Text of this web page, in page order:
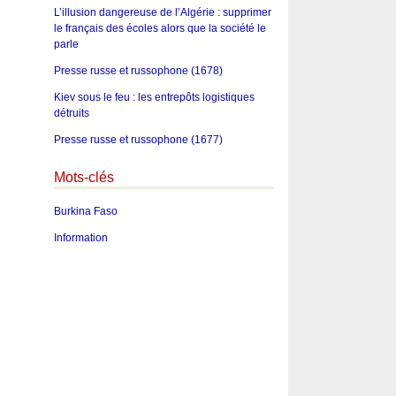
L’illusion dangereuse de l’Algérie : supprimer
le français des écoles alors que la société le
parle
Presse russe et russophone (1678)
Kiev sous le feu : les entrepôts logistiques
détruits
Presse russe et russophone (1677)
Mots-clés
Burkina Faso
Information